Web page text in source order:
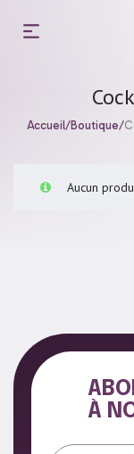
Accueil/Boutique/
Aucun
À